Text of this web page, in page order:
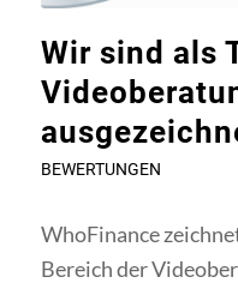
Wir sind als
BEWERTUNGEN
WhoFinance
Bereich der